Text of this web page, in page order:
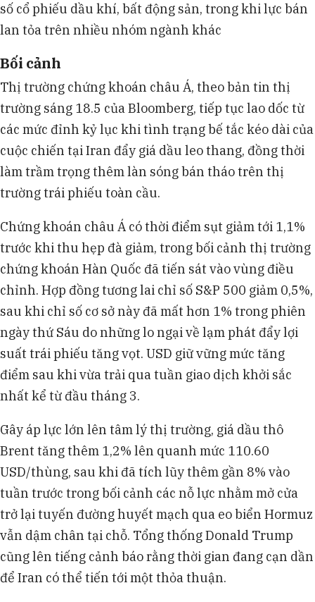
số cổ phiếu dầu khí, bất động sản, trong khi lực bán
lan tỏa trên nhiều nhóm ngành khác
Bối cảnh
Thị trường chứng khoán châu Á, theo bản tin thị
trường sáng 18.5 của Bloomberg, tiếp tục lao dốc từ
các mức đỉnh kỷ lục khi tình trạng bế tắc kéo dài của
cuộc chiến tại Iran đẩy giá dầu leo thang, đồng thời
làm trầm trọng thêm làn sóng bán tháo trên thị
trường trái phiếu toàn cầu.
Chứng khoán châu Á có thời điểm sụt giảm tới 1,1%
trước khi thu hẹp đà giảm, trong bối cảnh thị trường
chứng khoán Hàn Quốc đã tiến sát vào vùng điều
chỉnh. Hợp đồng tương lai chỉ số S&P 500 giảm 0,5%,
sau khi chỉ số cơ sở này đã mất hơn 1% trong phiên
ngày thứ Sáu do những lo ngại về lạm phát đẩy lợi
suất trái phiếu tăng vọt. USD giữ vững mức tăng
điểm sau khi vừa trải qua tuần giao dịch khởi sắc
nhất kể từ đầu tháng 3.
Gây áp lực lớn lên tâm lý thị trường, giá dầu thô
Brent tăng thêm 1,2% lên quanh mức 110.60
USD/thùng, sau khi đã tích lũy thêm gần 8% vào
tuần trước trong bối cảnh các nỗ lực nhằm mở cửa
trở lại tuyến đường huyết mạch qua eo biển Hormuz
vẫn dậm chân tại chỗ. Tổng thống Donald Trump
cũng lên tiếng cảnh báo rằng thời gian đang cạn dần
để Iran có thể tiến tới một thỏa thuận.